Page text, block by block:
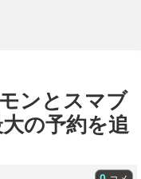
ンとスマブ
の予約を追